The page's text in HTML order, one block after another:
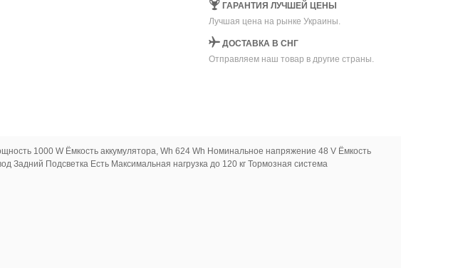
ГАРАНТИЯ ЛУЧШЕЙ ЦЕНЫ
Лучшая цена на рынке Украины.
ДОСТАВКА В СНГ
Отправляем наш товар в другие страны.
1000 W Ёмкость аккумулятора, Wh 624 Wh Номинальное напряжение 48 V Ёмкость
Подсветка Есть Максимальная нагрузка до 120 кг Тормозная система